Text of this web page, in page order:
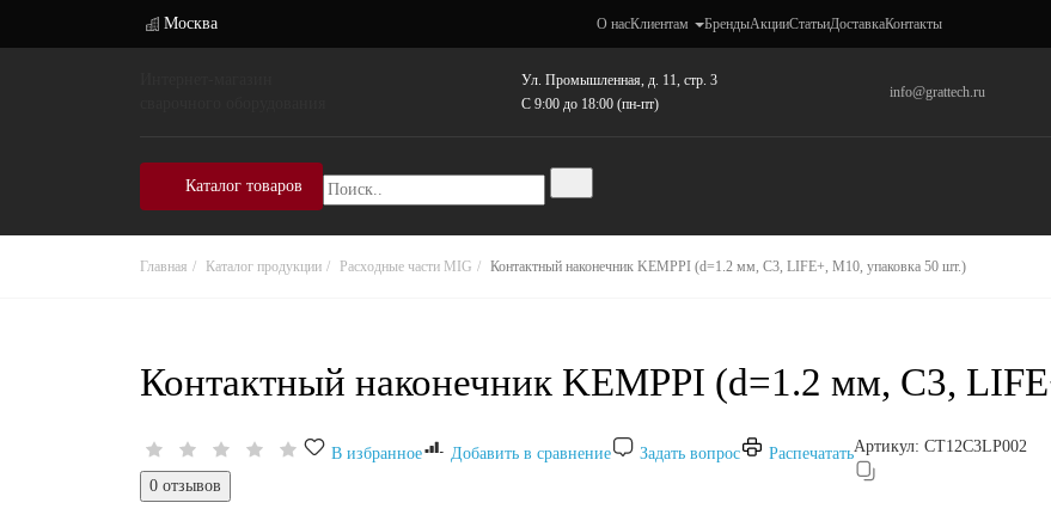
Москва О насКлиентам БрендыАкцииСтатьиДоставкаКонтакты
Ул. Промышленная, д. 11, стр. 3
C 9:00 до 18:00 (пн-пт)
info@grattech.ru
Каталог товаров
Главная Каталог продукции Расходные части MIG Контактный наконечник KEMPPI (d=1.2 мм, C3, LIFE+, M10, упаковка 50 шт.)
Контактный наконечник KEMPPI (d=1.2 мм, C3,
0 отзывов
В избранное Добавить в сравнение Задать вопрос РаспечататьАртикул: CT12C3LP002